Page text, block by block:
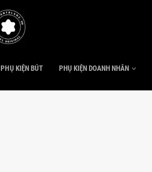
PHỤ KIỆN BÚT PHỤ KIỆN DOANH NHÂN